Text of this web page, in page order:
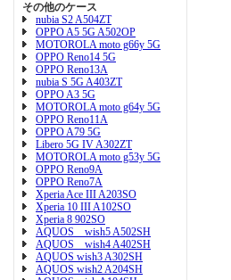
その他のケース
nubia S2 A504ZT
OPPO A5 5G A502OP
MOTOROLA moto g66y 5G
OPPO Reno14 5G
OPPO Reno13A
nubia S 5G A403ZT
OPPO A3 5G
MOTOROLA moto g64y 5G
OPPO Reno11A
OPPO A79 5G
Libero 5G IV A302ZT
MOTOROLA moto g53y 5G
OPPO Reno9A
OPPO Reno7A
Xperia Ace III A203SO
Xperia 10 III A102SO
Xperia 8 902SO
AQUOS wish5 A502SH
AQUOS wish4 A402SH
AQUOS wish3 A302SH
AQUOS wish2 A204SH